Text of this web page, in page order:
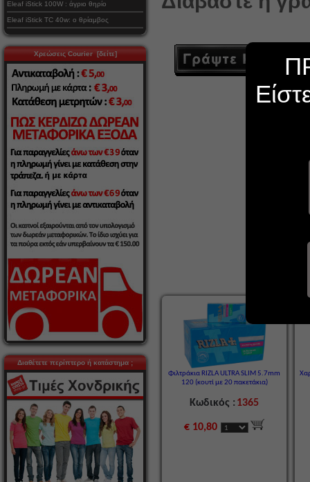
Eleaf iStick 100W : άγριο θηρίο
Eleaf iStick TC 40w: ο θρίαμβος
Χρεώσεις Courier [δείτε]
Διαθέτετε περίπτερο ή κατάστημα ;
Φιλτράκια RIZLA ULTRA SLIM 5.7mm
120 (κουτί με 20 πακετάκια)
Κωδικός : 1365
€ 10,80